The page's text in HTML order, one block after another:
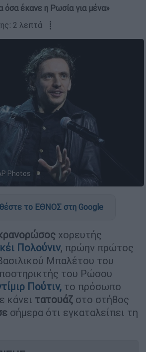
όσα έκανε η Ρωσία για μένα»
2 λεπτά ┋
Photos
το ΕΘΝΟΣ στη Google
χορευτής
Πολούνιν, πρώην πρώτος
Μπαλέτου του
του Ρώσου
Πούτιν, το πρόσωπο
κάνει τατουάζ στο στήθος
σήμερα ότι εγκαταλείπει τη